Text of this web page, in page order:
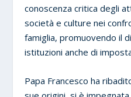
conoscenza critica degli
società e culture nei
famiglia, promuovendo il
istituzioni anche di
Papa Francesco ha